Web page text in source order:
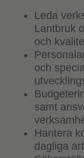
Leda
Lantbruk
och
och
samt
Hantera
dagliga